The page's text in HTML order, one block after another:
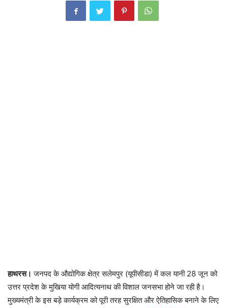
​हाथरस। जनपद के औद्योगिक क्षेत्र सलेमपुर (यूपीसीडा) में कल यानी 28 जून को
उत्तर प्रदेश के मुखिया योगी आदित्यनाथ की विशाल जनसभा होने जा रही है।
मुख्यमंत्री के इस बड़े कार्यक्रम को पूरी तरह सुरक्षित और ऐतिहासिक बनाने के लिए